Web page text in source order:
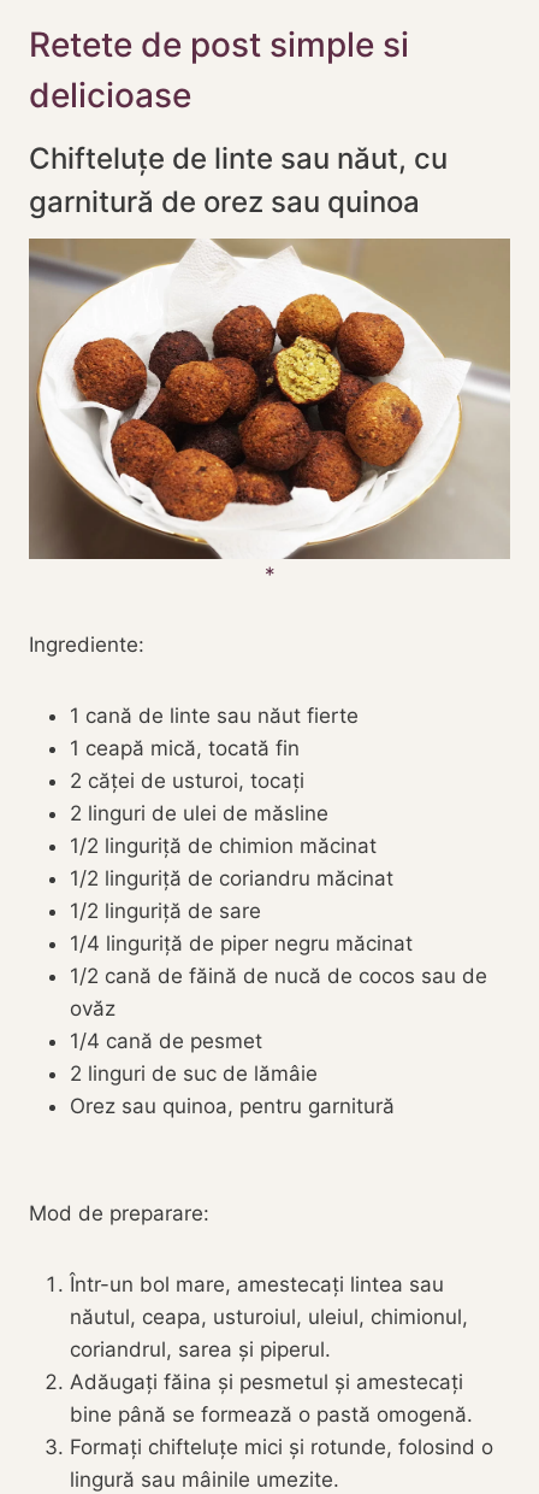
Retete de post simple si
delicioase
Chifteluțe de linte sau năut, cu
garnitură de orez sau quinoa
Ingrediente:
1 cană de linte sau năut fierte
1 ceapă mică, tocată fin
2 căței de usturoi, tocați
2 linguri de ulei de măsline
1/2 linguriță de chimion măcinat
1/2 linguriță de coriandru măcinat
1/2 linguriță de sare
1/4 linguriță de piper negru măcinat
1/2 cană de făină de nucă de cocos sau de
ovăz
1/4 cană de pesmet
2 linguri de suc de lămâie
Orez sau quinoa, pentru garnitură
Mod de preparare:
Într-un bol mare, amestecați lintea sau
năutul, ceapa, usturoiul, uleiul, chimionul,
coriandrul, sarea și piperul.
Adăugați făina și pesmetul și amestecați
bine până se formează o pastă omogenă.
Formați chifteluțe mici și rotunde, folosind o
lingură sau mâinile umezite.